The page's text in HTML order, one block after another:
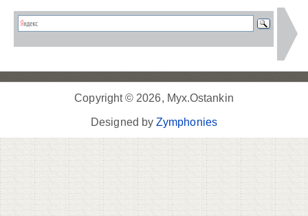
Copyright © 2026, Myx.Ostankin
Designed byZymphonies